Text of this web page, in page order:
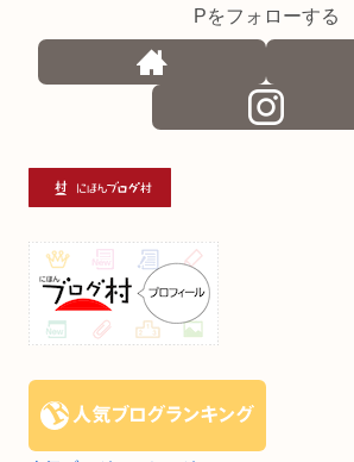
Pをフォローする